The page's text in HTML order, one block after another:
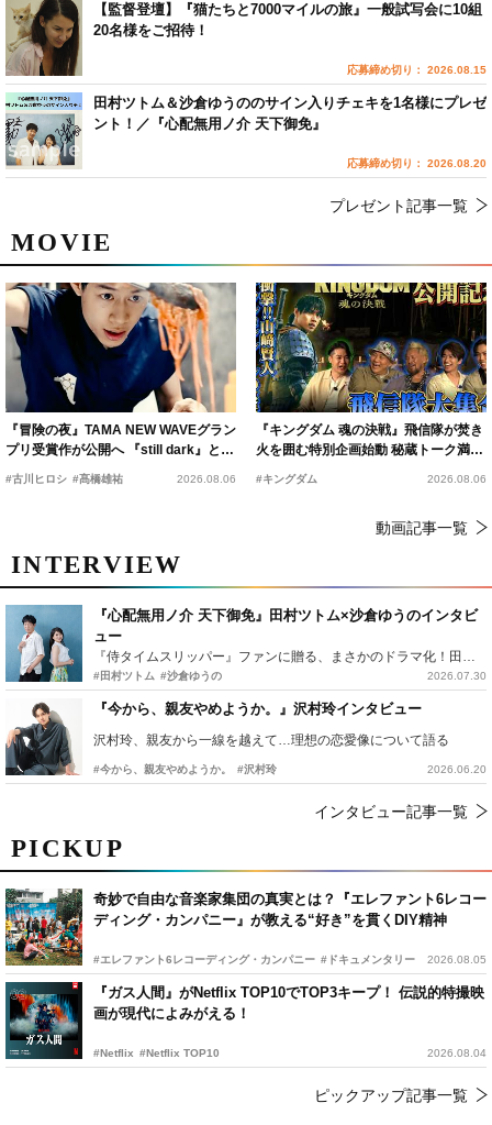
PICKUP
奇妙で自由な音楽家集団の真実とは？『エレファント6レコー
ディング・カンパニー』が教える“好き”を貫くDIY精神
#エレファント6レコーディング・カンパニー #ドキュメンタリー 2026.08.05
『ガス人間』がNetflix TOP10でTOP3キープ！ 伝説的特撮映
画が現代によみがえる！
#Netflix #Netflix TOP10 2026.08.04
ピックアップ記事一覧
MOVIE
『冒険の夜』TAMA NEW WAVEグラン
プリ受賞作が公開へ 『still dark』と同
時上映決定
#古川ヒロシ #髙橋雄祐 2026.08.06
『キングダム 魂の決戦』飛信隊が焚き
火を囲む特別企画始動 秘蔵トーク満載
の“キングダムキャンプ”開催
#キングダム 2026.08.06
動画記事一覧
INTERVIEW
『心配無用ノ介 天下御免』田村ツトム×沙倉ゆうのインタビ
ュー
『侍タイムスリッパー』ファンに贈る、まさかのドラマ化！田村ツトム×沙倉ゆうのが語る『心配無用ノ介』撮影秘話
#田村ツトム #沙倉ゆうの 2026.07.30
『今から、親友やめようか。』沢村玲インタビュー
沢村玲、親友から一線を越えて…理想の恋愛像について語る
#今から、親友やめようか。 #沢村玲 2026.06.20
インタビュー記事一覧
【監督登壇】『猫たちと7000マイルの旅』一般試写会に10組
20名様をご招待！
応募締め切り： 2026.08.15
田村ツトム＆沙倉ゆうののサイン入りチェキを1名様にプレゼ
ント！／『心配無用ノ介 天下御免』
応募締め切り： 2026.08.20
プレゼント記事一覧